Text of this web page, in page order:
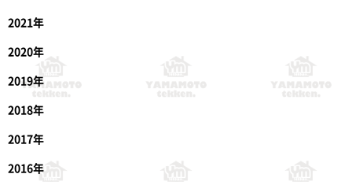
2021年
2020年
2019年
2018年
2017年
2016年